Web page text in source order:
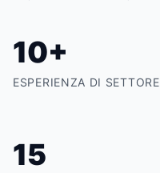
10+
ESPERIENZA DI SETTORE
15